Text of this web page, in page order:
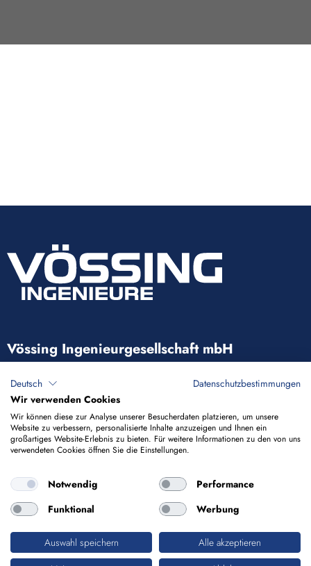
Vössing Ingenieurgesellschaft mbH
Brunnenstraße 29-31
40223 Düsseldorf
+49 211 9054-5
info@voessing.de
Impressum Datenschutz
Deutsch
Datenschutzbestimmungen
Wir verwenden Cookies
Wir können diese zur Analyse unserer Besucherdaten platzieren, um unsere
Website zu verbessern, personalisierte Inhalte anzuzeigen und Ihnen ein
großartiges Website-Erlebnis zu bieten. Für weitere Informationen zu den von uns
verwendeten Cookies öffnen Sie die Einstellungen.
Notwendig
Performance
Funktional
Werbung
Auswahl speichern
Alle akzeptieren